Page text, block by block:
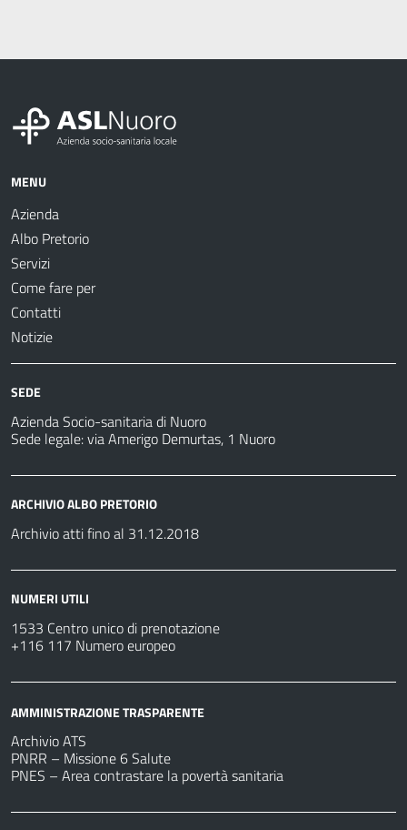
MENU
Azienda
Albo Pretorio
Servizi
Come fare per
Contatti
Notizie
SEDE
Azienda Socio-sanitaria di Nuoro
Sede legale: via Amerigo Demurtas, 1 Nuoro
ARCHIVIO ALBO PRETORIO
Archivio atti fino al 31.12.2018
NUMERI UTILI
1533 Centro unico di prenotazione
+116 117 Numero europeo
AMMINISTRAZIONE TRASPARENTE
Archivio ATS
PNRR – Missione 6 Salute
PNES – Area contrastare la povertà sanitaria